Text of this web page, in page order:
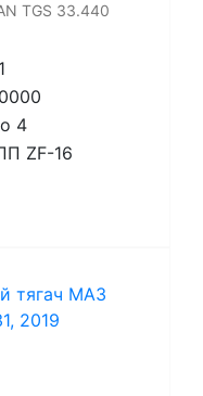
TGS 33.440
4
ZF-16